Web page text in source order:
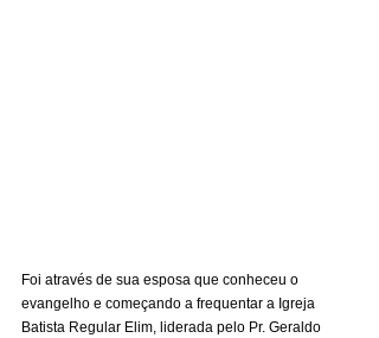
Foi através de sua esposa que conheceu o
evangelho e começando a frequentar a Igreja
Batista Regular Elim, liderada pelo Pr. Geraldo